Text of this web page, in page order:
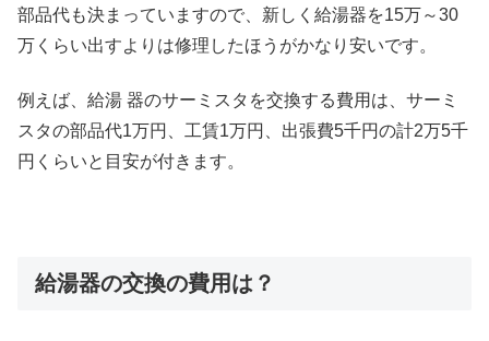
部品代も決まっていますので、新しく給湯器を15万～30
万くらい出すよりは修理したほうがかなり安いです。
例えば、給湯 器のサーミスタを交換する費用は、サーミ
スタの部品代1万円、工賃1万円、出張費5千円の計2万5千
円くらいと目安が付きます。
給湯器の交換の費用は？